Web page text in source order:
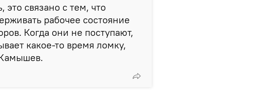
это связано с тем, что
рабочее состояние
Когда они не поступают,
какое-то время ломку,
Камышев.